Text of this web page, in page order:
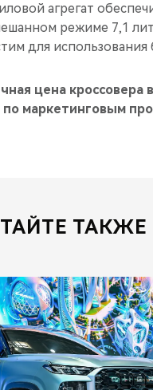
агрегат
режиме 7,1
для
цена кроссовера
маркетинговым
ТАКЖЕ